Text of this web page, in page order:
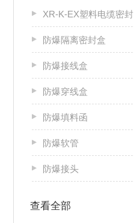
XR-K-EX塑料电缆密封接头
防爆隔离密封盒
防爆接线盒
防爆穿线盒
防爆填料函
防爆软管
防爆接头
查看全部